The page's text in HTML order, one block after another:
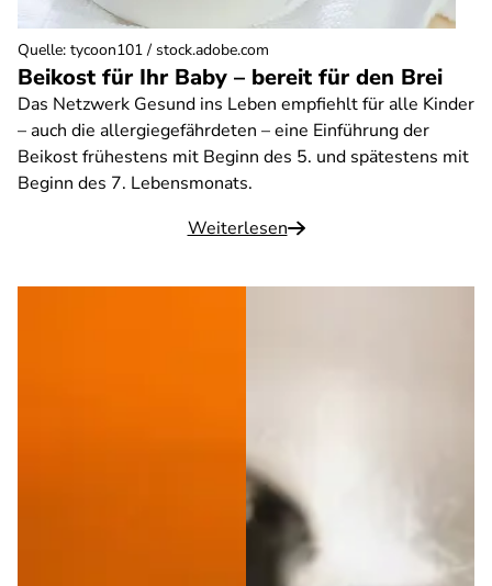
Beikost für Ihr Baby – bereit für den Brei
Das Netzwerk Gesund ins Leben empfiehlt für alle Kinder
– auch die allergiegefährdeten – eine Einführung der
Beikost frühestens mit Beginn des 5. und spätestens mit
Beginn des 7. Lebensmonats.
Weiterlesen
Quelle: tycoon101 / stock.adobe.com